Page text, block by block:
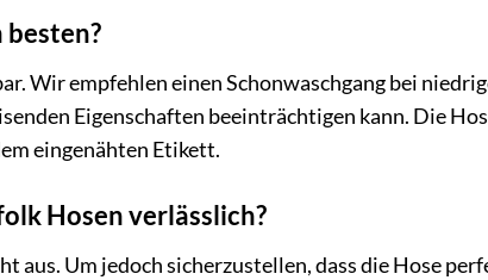
besten?
Wir empfehlen einen Schonwaschgang bei
Eigenschaften beeinträchtigen kann. Die
eingenähten Etikett.
Hosen verlässlich?
aus. Um jedoch sicherzustellen, dass die Hose